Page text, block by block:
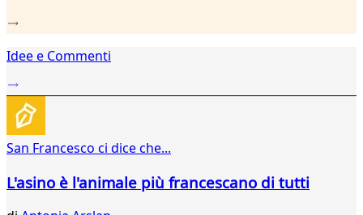
Idee e Commenti
San Francesco ci dice che...
L'asino è l'animale più francescano di tutti